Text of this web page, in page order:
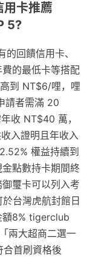
用卡推薦
5?
回饋信用卡、
的最低卡等搭配
到 NT$6/哩，哩
請者需滿 20
收 NT$40 萬，
入證明且年收入
權益持續到
點數持卡期間終
璽卡可以列入考
台灣虎航封館日
額8% tigerclub
兩大超商二選一
合首刷資格後